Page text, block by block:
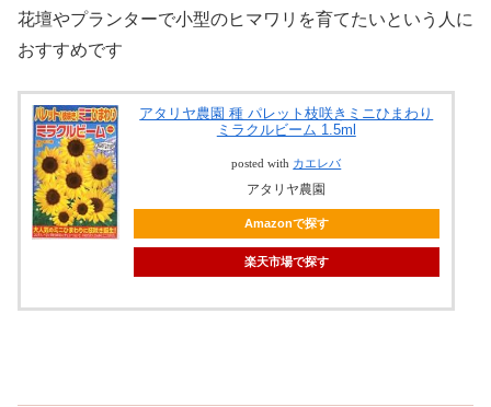
花壇やプランターで小型のヒマワリを育てたいという人に
おすすめです
アタリヤ農園 種 パレット枝咲きミニひまわり
ミラクルビーム 1.5ml
posted with カエレバ
アタリヤ農園
Amazonで探す
楽天市場で探す